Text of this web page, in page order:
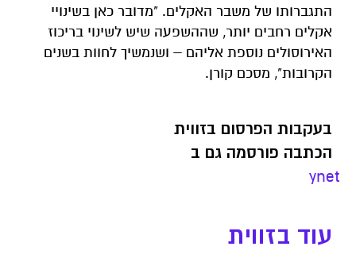
התגברותו של משבר האקלים. "מדובר כאן בשינויי
אקלים רחבים יותר, שההשפעה שיש לשינוי בריכוז
האירוסולים נוספת אליהם – ושנמשיך לחוות בשנים
הקרובות", מסכם קורן.
בעקבות הפרסום בזווית
הכתבה פורסמה גם ב
ynet
עוד בזווית